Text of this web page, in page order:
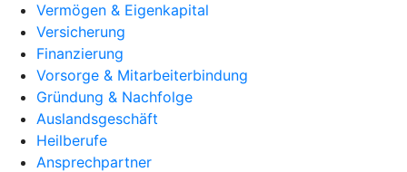
Vermögen & Eigenkapital
Versicherung
Finanzierung
Vorsorge & Mitarbeiterbindung
Gründung & Nachfolge
Auslandsgeschäft
Heilberufe
Ansprechpartner